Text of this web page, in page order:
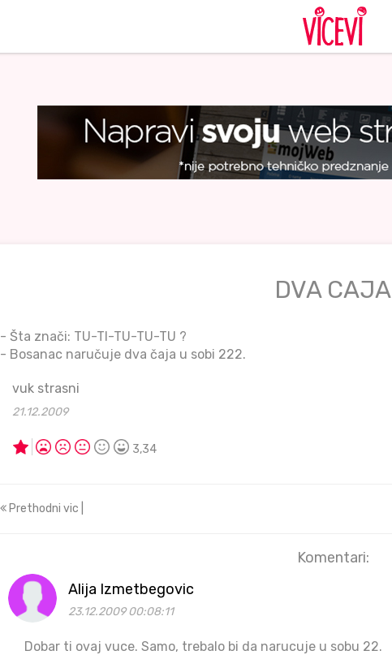
DVA CAJA
- Šta znači: TU-TI-TU-TU-TU ?
- Bosanac naručuje dva čaja u sobi 222.
vuk strasni
21.12.2009
3,34
Prethodni vic |
Komentari:
Alija Izmetbegovic
23.12.2009 00:08:11
Dobar ti ovaj vuce. Samo, trebalo bi da narucuje u sobu 22.